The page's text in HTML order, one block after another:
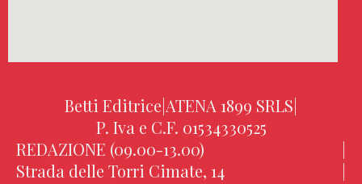
Betti Editrice|ATENA 1899 SRLS|
P. Iva e C.F. 01534330525
REDAZIONE (09.00-13.00)
|
Strada delle Torri Cimate, 14
|